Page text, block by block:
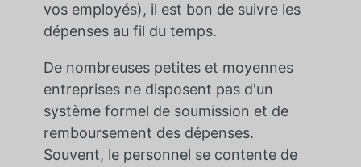
vos employés), il est bon de suivre les
dépenses au fil du temps.
De nombreuses petites et moyennes
entreprises ne disposent pas d'un
système formel de soumission et de
remboursement des dépenses.
Souvent, le personnel se contente de